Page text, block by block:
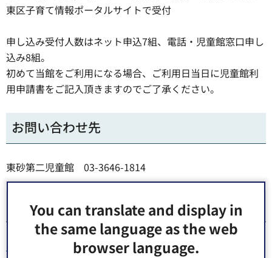
You can translate and display in
the same language as the web
browser language.
東区子育て情報ポータルサイトで受付
申し込み受付人数はネット申込7組、電話・児童館窓口申し
込み8組。
初めて当館をご利用になる場合、ご利用日当日に児童館利
用申請書をご記入頂きますのでご了承ください。
お問い合わせ先
東砂第二児童館 03-3646-1814
ホームページ
東砂第二児童館ホームページ